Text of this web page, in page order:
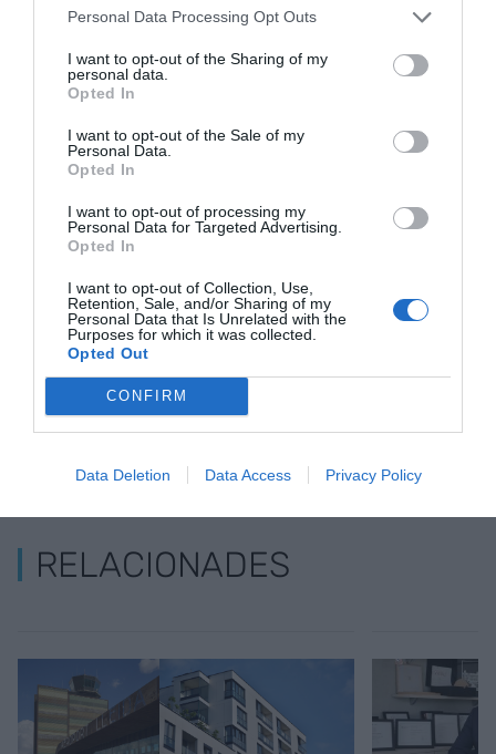
Personal Data Processing Opt Outs
I want to opt-out of the Sharing of my
personal data.
Opted In
I want to opt-out of the Sale of my
Personal Data.
Opted In
I want to opt-out of processing my
Personal Data for Targeted Advertising.
Opted In
I want to opt-out of Collection, Use,
Retention, Sale, and/or Sharing of my
Personal Data that Is Unrelated with the
Purposes for which it was collected.
Opted Out
CONFIRM
Data Deletion Data Access Privacy Policy
sense ànim de lucre amb centre de treball a la
mateixa àrea. Els ajuts poden cobrir fins al30%
de les despeses
presentar-se a un total de dues fires diferents per
beneficiari.
Afegir
Google de forma gratuïta
Estigues informat amb les últimes notícies d'actualitat
ACTIVAR ARA
RELACIONADES